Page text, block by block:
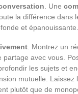
. Une
la différence dans
et épanouissante.
. Montrez un
partage avec vous.
les sujets et
mutuelle. Laissez
plutôt que de